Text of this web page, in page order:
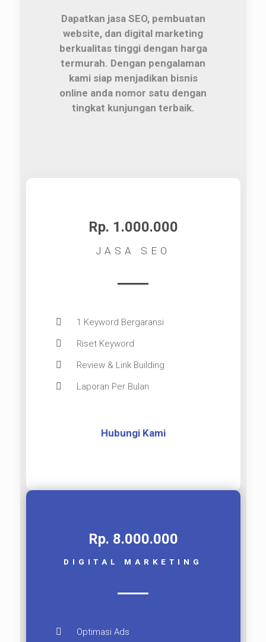
Dapatkan jasa SEO, pembuatan
website, dan digital marketing
berkualitas tinggi dengan harga
termurah. Dengan pengalaman
kami siap menjadikan bisnis
online anda nomor satu dengan
tingkat kunjungan terbaik.
Rp. 1.000.000
JASA SEO
1 Keyword Bergaransi
Riset Keyword
Review & Link Building
Laporan Per Bulan
Hubungi Kami
Rp. 8.000.000​
DIGITAL MARKETING
Optimasi Ads